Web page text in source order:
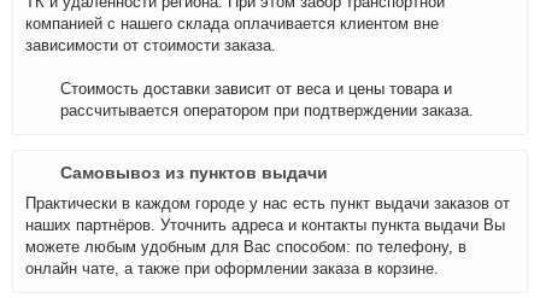
компанией с нашего склада оплачивается клиентом вне
зависимости от стоимости заказа.
Стоимость доставки зависит от веса и цены товара и
рассчитывается оператором при подтверждении заказа.
Самовывоз из пунктов выдачи
Практически в каждом городе у нас есть пункт выдачи заказов от
наших партнёров. Уточнить адреса и контакты пункта выдачи Вы
можете любым удобным для Вас способом: по телефону, в
онлайн чате, а также при оформлении заказа в корзине.